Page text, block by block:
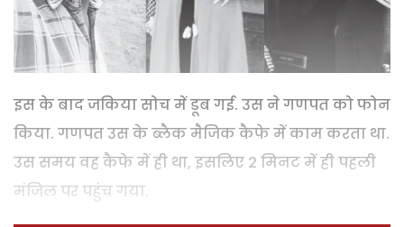
इस के बाद जकिया सोच में डूब गई. उस ने गणपत को फोन
किया. गणपत उस के ब्लैक मैजिक कैफे में काम करता था.
उस समय वह कैफे में ही था, इसलिए 2 मिनट में ही पहली
मंजिल पर पहुंच गया.